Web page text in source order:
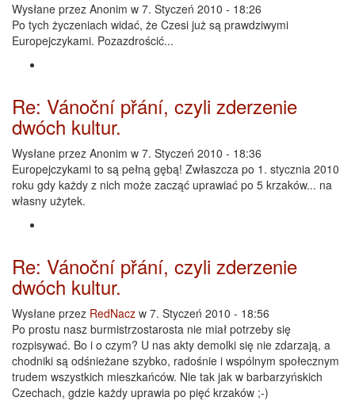
Wysłane przez Anonim w 7. Styczeń 2010 - 18:26
Po tych życzeniach widać, że Czesi już są prawdziwymi
Europejczykami. Pozazdrościć...
Re: Vánoční přání, czyli zderzenie
dwóch kultur.
Wysłane przez Anonim w 7. Styczeń 2010 - 18:36
Europejczykami to są pełną gębą! Zwłaszcza po 1. stycznia 2010
roku gdy każdy z nich może zacząć uprawiać po 5 krzaków... na
własny użytek.
Re: Vánoční přání, czyli zderzenie
dwóch kultur.
Wysłane przez RedNacz w 7. Styczeń 2010 - 18:56
Po prostu nasz burmistrzostarosta nie miał potrzeby się
rozpisywać. Bo i o czym? U nas akty demolki się nie zdarzają, a
chodniki są odśnieżane szybko, radośnie i wspólnym społecznym
trudem wszystkich mieszkańców. Nie tak jak w barbarzyńskich
Czechach, gdzie każdy uprawia po pięć krzaków ;-)